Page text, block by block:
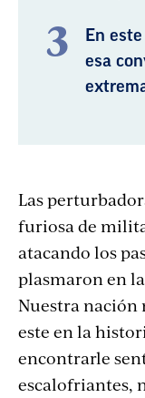
En
esa
Las
furiosa de
atacando los
plasmaron en
Nuestra nación
este en la
encontrarle
escalofriantes,